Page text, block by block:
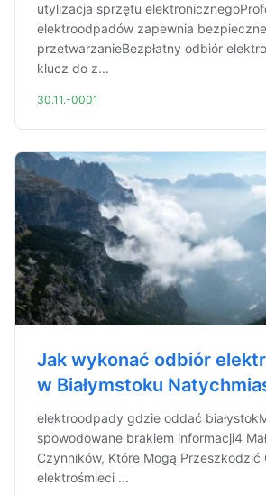
utylizacja sprzętu
elektroodpadów zapewnia bezpieczne
przetwarzanieBezpłatny odbiór
klucz do z...
30.11.-0001
Jak wykonać odbiór
w Białymstoku
elektroodpady gdzie oddać
spowodowane brakiem informacji4
Czynników, Które Mogą Przeszkodzić
elektrośmieci ...